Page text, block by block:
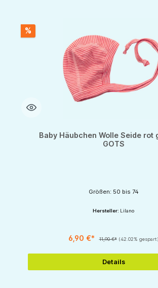
%
Baby Häubchen Wolle Seide rot
GOTS
Größen: 50 bis 74
Hersteller: Lilano
6,90 €* 11,90 €* (42.02% gespart)
Details